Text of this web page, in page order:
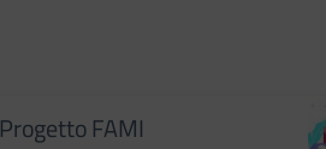
Progetto FAMI